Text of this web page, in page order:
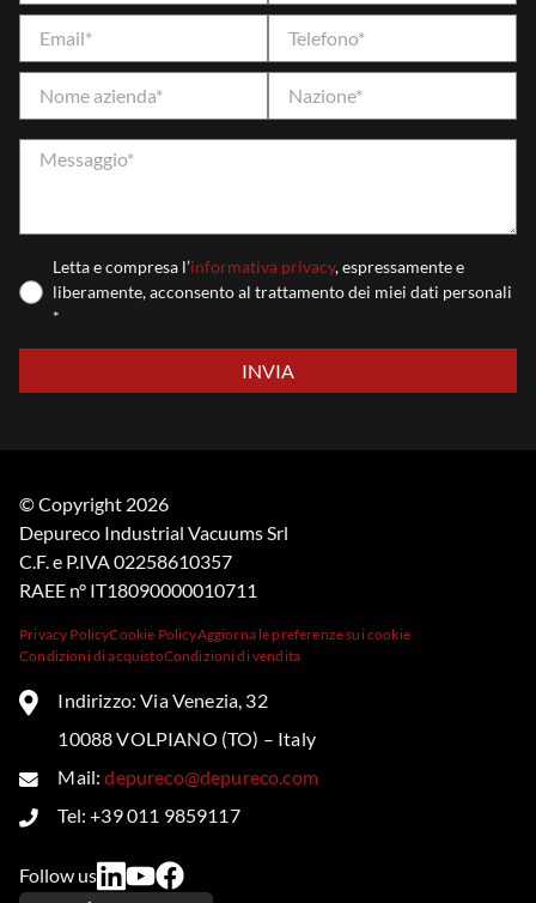
Letta e compresa l’informativa privacy, espressamente e
liberamente, acconsento al trattamento dei miei dati personali
*
© Copyright 2026
Depureco Industrial Vacuums Srl
C.F. e P.IVA 02258610357
RAEE n° IT18090000010711
Privacy PolicyCookie PolicyAggiorna le preferenze sui cookie
Condizioni di acquistoCondizioni di vendita
Indirizzo: Via Venezia, 32
10088 VOLPIANO (TO) – Italy
Mail:depureco@depureco.com
Tel: +39 011 9859117
Follow us